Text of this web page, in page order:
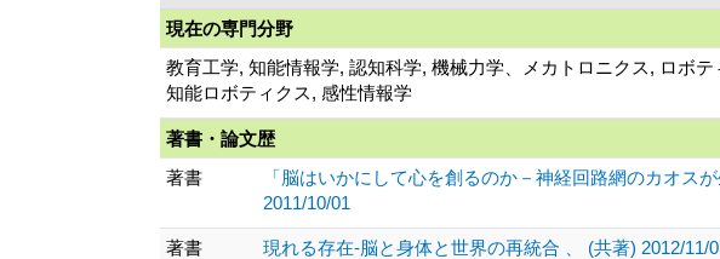
現在の専門分野
教育工学, 知能情報学, 認知科学, 機械力学、メカトロニクス, ロボ
知能ロボティクス, 感性情報学
著書・論文歴
著書
「脳はいかにして心を創るのか－神経回路網のカオス
2011/10/01
著書 現れる存在-脳と身体と世界の再統合 、 (共著) 2012/11/